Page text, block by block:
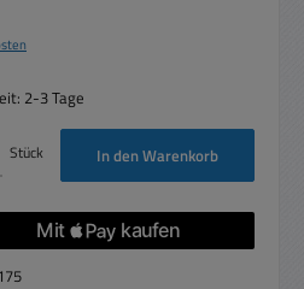
2-3 Tage
Wert ein oder benutze die Schaltflächen um
Stück In den Warenkorb